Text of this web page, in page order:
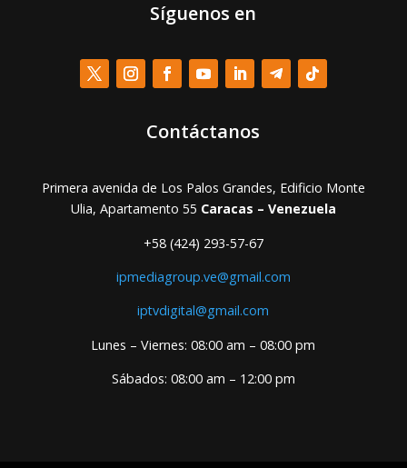
Síguenos en
Contáctanos
Primera avenida de Los Palos Grandes, Edificio Monte
Ulia, Apartamento 55 Caracas – Venezuela
+58 (424) 293-57-67
ipmediagroup.ve@gmail.com
iptvdigital@gmail.com
Lunes – Viernes: 08:00 am – 08:00 pm
Sábados: 08:00 am – 12:00 pm